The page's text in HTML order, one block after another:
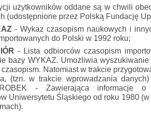
użytkowników oddane są w chwili
(udostępnione przez Polską Fundację
- Wykaz czasopism naukowych i
do Polski w 1992 roku;
- Lista odbiorców czasopism
bazy WYKAZ. Umożliwia
Natomiast w trakcie
(tzn. w trakcie wprowadzania
- Zawierająca informacje o
Uniwersytetu Śląskiego od roku 1980